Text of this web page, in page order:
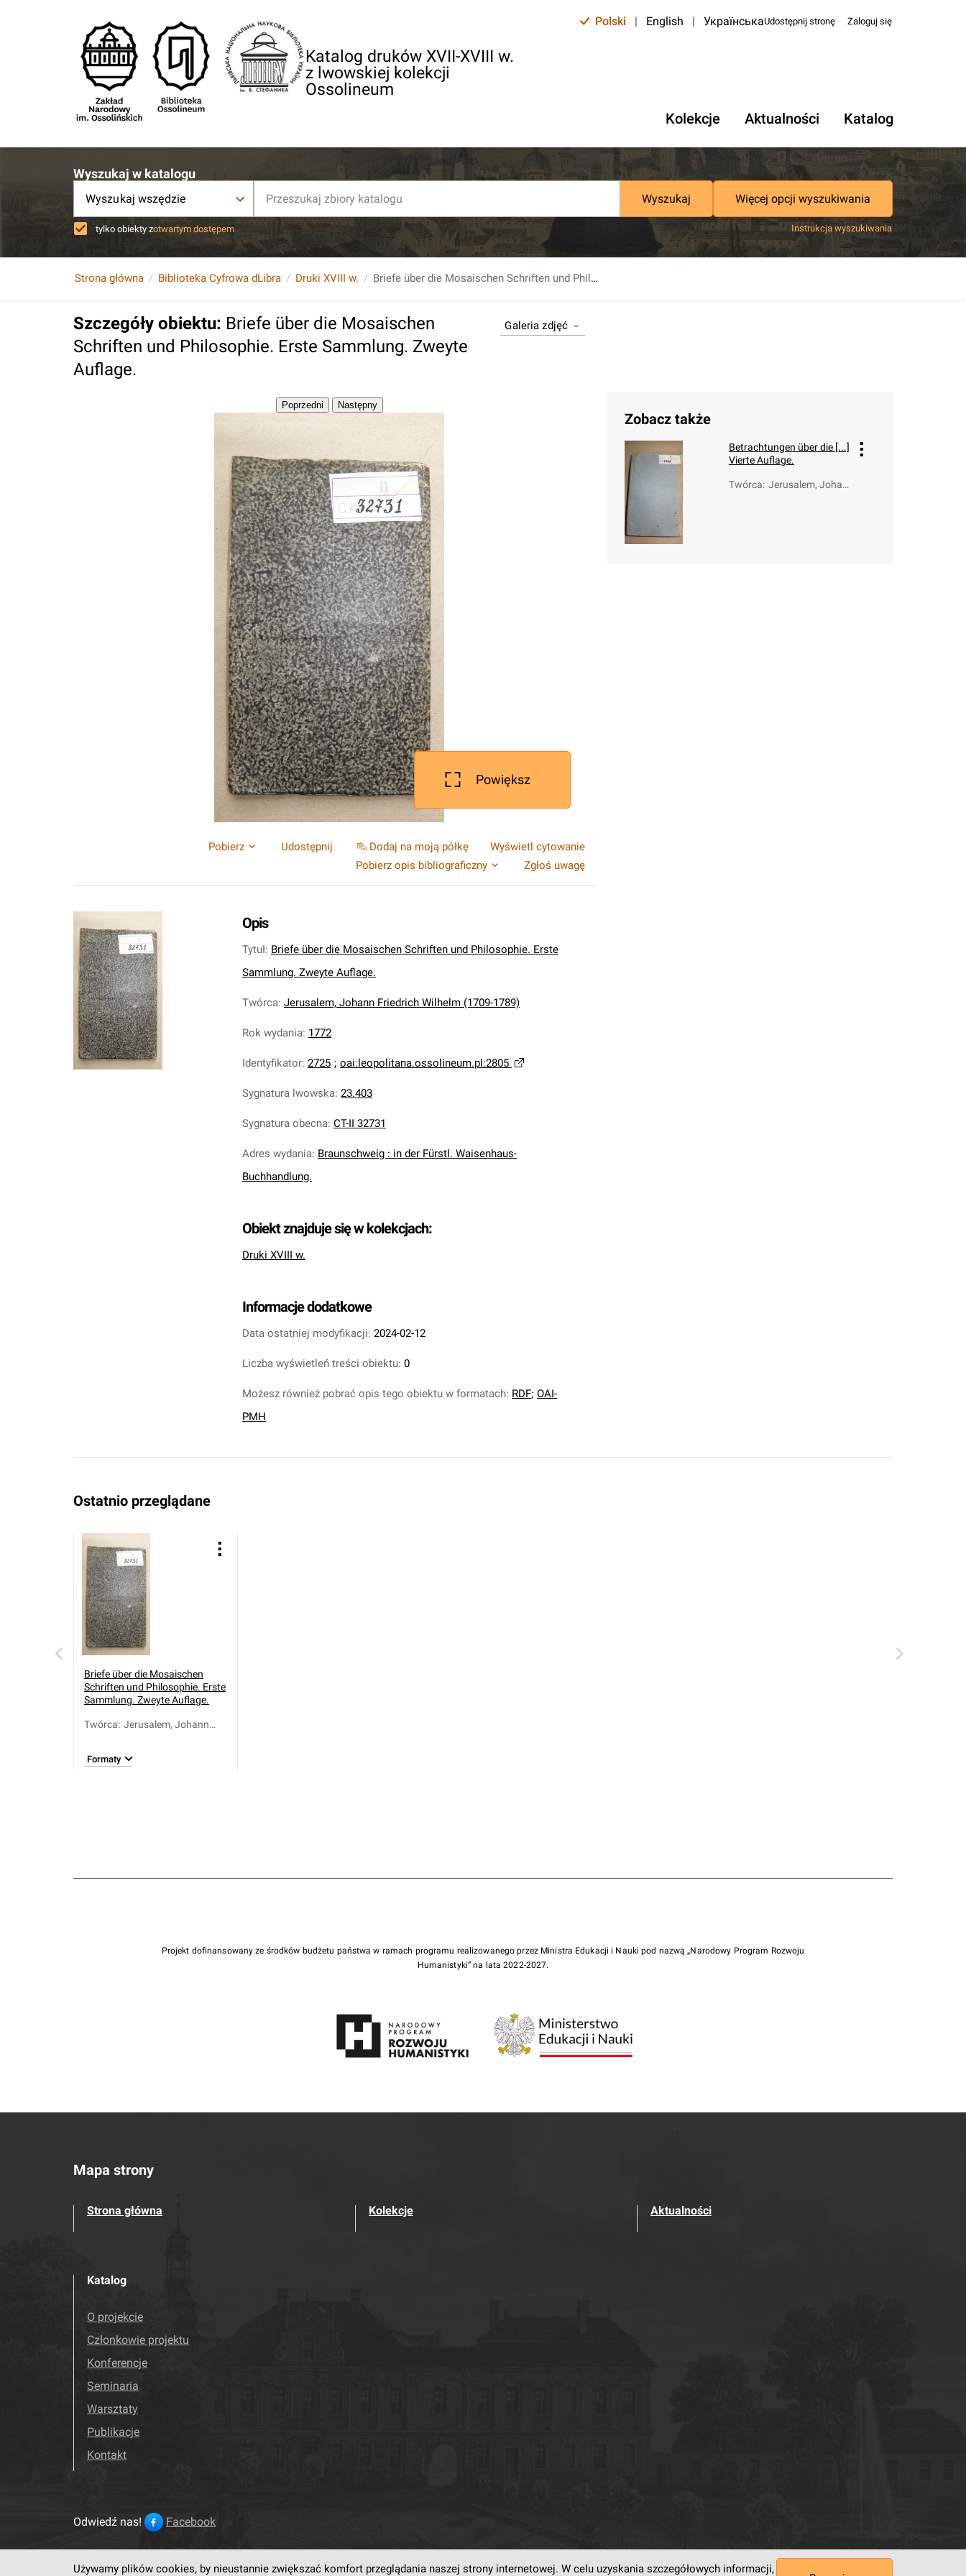
Katalog druków XVII-XVIII w.
z lwowskiej kolekcji
Ossolineum
Polski | English | УкраїнськаUdostępnij stronę Zaloguj się
Kolekcje Aktualności Katalog
Wyszukaj w katalogu
Wyszukaj wszędzie Wyszukaj Więcej opcji wyszukiwania
tylko obiekty zotwartym dostępem Instrukcja wyszukiwania
Strona główna Biblioteka Cyfrowa dLibra Druki XVIII w. Briefe über die Mosaischen Schriften und Philosophie. Erste Sammlung. Zweyte Auflage.
Szczegóły obiektu: Briefe über die Mosaischen
Schriften und Philosophie. Erste Sammlung. Zweyte
Auflage.
Galeria zdjęć
Powiększ
Pobierz Udostępnij Dodaj na moją półkę
Wyświetl cytowanie
Pobierz opis bibliograficzny
Zgłoś uwagę
Opis
Tytuł: Briefe über die Mosaischen Schriften und Philosophie. Erste
Sammlung. Zweyte Auflage.
Twórca: Jerusalem, Johann Friedrich Wilhelm (1709-1789)
Rok wydania: 1772
Identyfikator: 2725 ; oai:leopolitana.ossolineum.pl:2805
Sygnatura lwowska: 23.403
Sygnatura obecna: CT-II 32731
Adres wydania: Braunschweig : in der Fürstl. Waisenhaus-
Buchhandlung.
Obiekt znajduje się w kolekcjach:
Druki XVIII w.
Informacje dodatkowe
Data ostatniej modyfikacji: 2024-02-12
Liczba wyświetleń treści obiektu: 0
Możesz również pobrać opis tego obiektu w formatach: RDF; OAI-
PMH
Zobacz także
Betrachtungen über die [...]
Vierte Auflage.
Twórca: Jerusalem, Johan
Ostatnio przeglądane
Briefe über die Mosaischen
Schriften und Philosophie. Erste
Sammlung. Zweyte Auflage.
Twórca: Jerusalem, Johann
Formaty
Projekt dofinansowany ze środków budżetu państwa w ramach programu realizowanego przez Ministra Edukacji i Nauki pod nazwą „Narodowy Program Rozwoju
Humanistyki” na lata 2022-2027.
Mapa strony
Strona główna Kolekcje Aktualności
Katalog
O projekcie
Członkowie projektu
Konferencje
Seminaria
Warsztaty
Publikacje
Kontakt
Odwiedź nas! Facebook
Używamy plików cookies, by nieustannie zwiększać komfort przeglądania naszej strony internetowej. W celu uzyskania szczegółowych informacji,